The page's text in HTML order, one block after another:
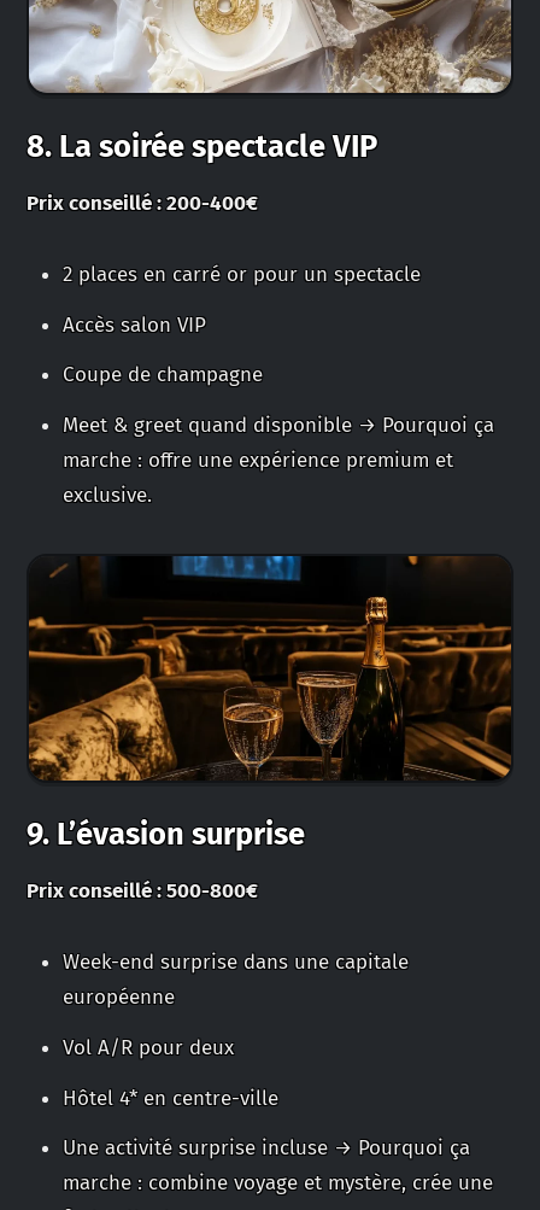
8. La soirée spectacle VIP
Prix conseillé : 200-400€
2 places en carré or pour un spectacle
Accès salon VIP
Coupe de champagne
Meet & greet quand disponible → Pourquoi ça
marche : offre une expérience premium et
exclusive.
9. L’évasion surprise
Prix conseillé : 500-800€
Week-end surprise dans une capitale
européenne
Vol A/R pour deux
Hôtel 4* en centre-ville
Une activité surprise incluse → Pourquoi ça
marche : combine voyage et mystère, crée une